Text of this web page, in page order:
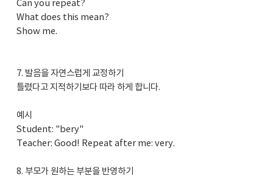
Can you repeat?
What does this mean?
Show me.
7. 발음을 자연스럽게 교정하기
틀렸다고 지적하기보다 따라 하게 합니다.
예시
Student: "bery"
Teacher: Good! Repeat after me: very.
8. 부모가 원하는 부분을 반영하기